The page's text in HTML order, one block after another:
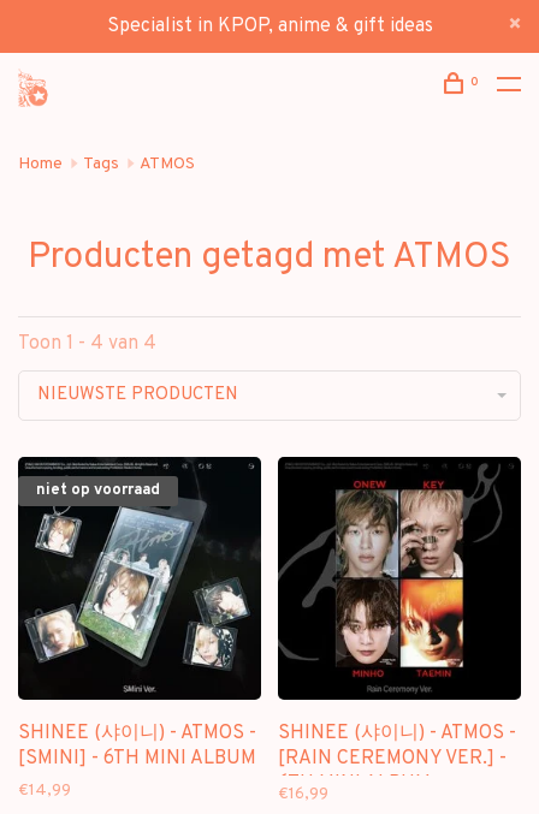
Specialist in KPOP, anime & gift ideas
0
Home Tags ATMOS
Producten getagd met ATMOS
Toon 1 - 4 van 4
NIEUWSTE PRODUCTEN
niet op voorraad
SHINEE (샤이니) - ATMOS -
[SMINI] - 6TH MINI ALBUM
€14,99
SHINEE (샤이니) - ATMOS -
[RAIN CEREMONY VER.] -
6TH MINI ALBUM
€16,99